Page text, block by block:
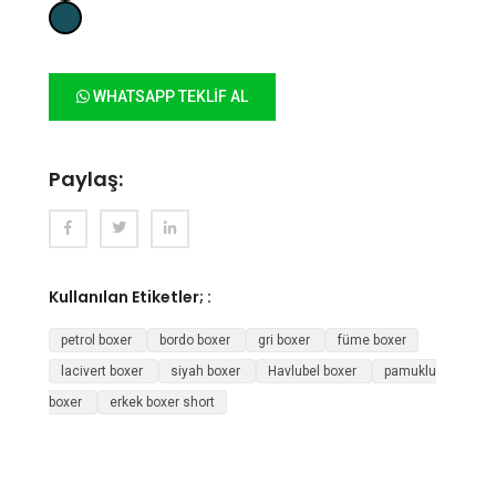
WHATSAPP TEKLIF AL
Paylaş:
Kullanılan Etiketler; :
petrol boxer bordo boxer gri boxer
füme boxer
lacivert boxer
siyah boxer Havlubel boxer
pamuklu
boxer
erkek boxer short